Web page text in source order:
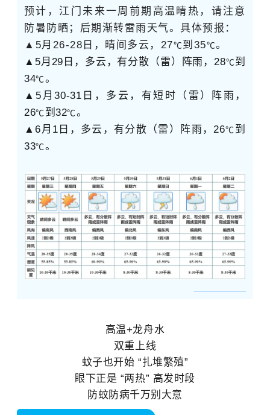
预计，江门未来一周前期高温晴热，请注意
防暑防晒；后期渐转雷雨天气。具体预报：
▲5月26-28日，晴间多云，27℃到35℃。
▲5月29日，多云，有分散（雷）阵雨，28℃到
34℃。
▲5月30-31日，多云，有短时（雷）阵雨，
26℃到32℃。
▲6月1日，多云，有分散（雷）阵雨，26℃到
33℃。
高温+龙舟水
双重上线
蚊子也开始 “扎堆繁殖”
眼下正是 “两热” 高发时段
防蚊防病千万别大意